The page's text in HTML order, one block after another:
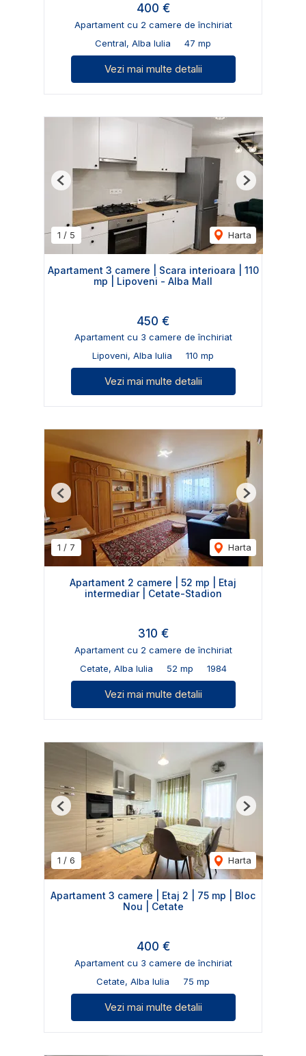
400 €
Apartament cu 2 camere de închiriat
Central, Alba Iulia
47 mp
Vezi mai multe detalii
1 / 5 Harta
Previous Next
Apartament 3 camere | Scara interioara | 110
mp | Lipoveni - Alba Mall
450 €
Apartament cu 3 camere de închiriat
Lipoveni, Alba Iulia
110 mp
Vezi mai multe detalii
1 / 7 Harta
Previous Next
Apartament 2 camere | 52 mp | Etaj
intermediar | Cetate-Stadion
310 €
Apartament cu 2 camere de închiriat
Cetate, Alba Iulia
52 mp 1984
Vezi mai multe detalii
1 / 6 Harta
Previous Next
Apartament 3 camere | Etaj 2 | 75 mp | Bloc
Nou | Cetate
400 €
Apartament cu 3 camere de închiriat
Cetate, Alba Iulia
75 mp
Vezi mai multe detalii